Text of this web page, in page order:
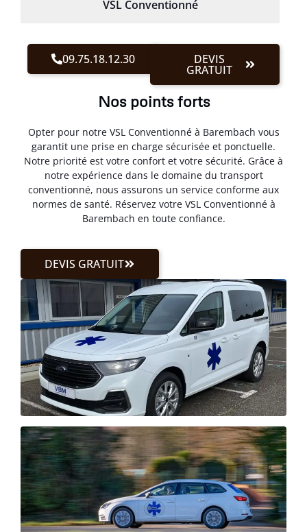
VSL Conventionné
09.75.18.12.30 DEVIS
GRATUIT
Nos points forts
Opter pour notre VSL Conventionné à Barembach vous
garantit une prise en charge sécurisée et ponctuelle.
Notre priorité est votre confort et votre sécurité. Grâce à
notre expérience dans le domaine du transport
conventionné, nous assurons un service conforme aux
normes de santé. Réservez votre VSL Conventionné à
Barembach en toute confiance.
DEVIS GRATUIT